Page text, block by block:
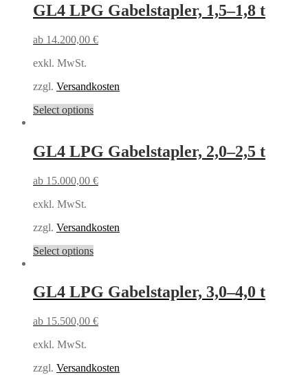
GL4 LPG Gabelstapler, 1,5–1,8 t
ab 14.200,00 €
exkl. MwSt.
zzgl. Versandkosten
Select options
GL4 LPG Gabelstapler, 2,0–2,5 t
ab 15.000,00 €
exkl. MwSt.
zzgl. Versandkosten
Select options
GL4 LPG Gabelstapler, 3,0–4,0 t
ab 15.500,00 €
exkl. MwSt.
zzgl. Versandkosten